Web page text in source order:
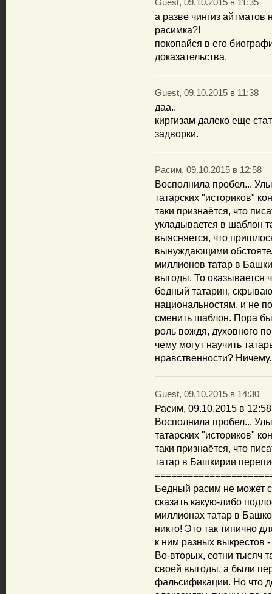
Guest, 09.10.2015 в 11:35
а разве чингиз айтматов
расимка?!
покопайся в его
доказательства.
Guest, 09.10.2015 в 11:38
даа..
киргизам далеко еще
задворки.
Расим, 09.10.2015 в 12:58
Восполнила пробел...
татарских "историков"
таки признаётся, что
укладывается в шаблон
выясняется, что
вынуждающими
миллионов татар в
выгоды. То оказывается
бедный татарин,
национальностям, и не
сменить шаблон. Пора
роль вождя, духовного
чему могут научить
нравственности? Ничему.
Guest, 09.10.2015 в 14:30
Расим, 09.10.2015 в 12:58
Восполнила пробел...
татарских "историков"
таки признаётся, что
татар в Башкирии
Бедный расим не может
сказать какую-либо
миллионах татар в
никто! Это так типично
к ним разных выкрестов
Во-вторых, сотни тысяч
своей выгоды, а были
фальсификации. Но что